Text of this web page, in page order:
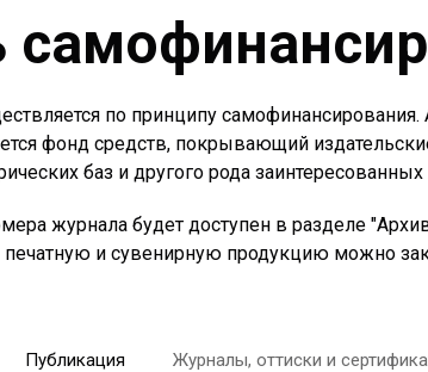
по принципу
фонд средств, покрывающий
баз и другого рода заинтересованных
журнала будет доступен в разделе
печатную и сувенирную продукцию можно
Публикация Журналы, оттиски и